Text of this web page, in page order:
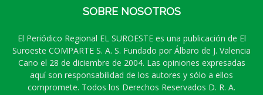
SOBRE NOSOTROS
El Periódico Regional EL SUROESTE es una publicación de El
Suroeste COMPARTE S. A. S. Fundado por Álbaro de J. Valencia
Cano el 28 de diciembre de 2004. Las opiniones expresadas
aquí son responsabilidad de los autores y sólo a ellos
compromete. Todos los Derechos Reservados D. R. A.